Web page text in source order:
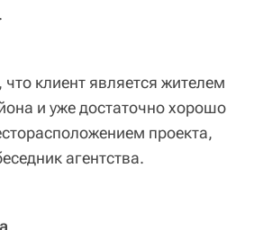
клиент является жителем
и уже достаточно хорошо
проекта,
агентства.